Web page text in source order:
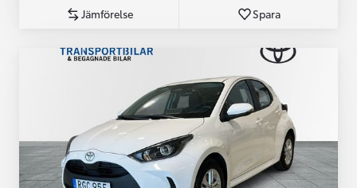
Jämförelse Spara